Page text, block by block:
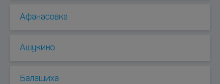
Афанасовка
Ашукино
Балашиха